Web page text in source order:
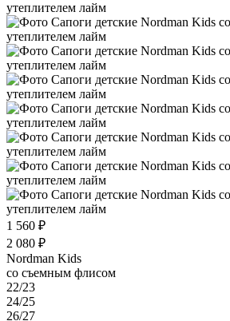
1 560 ₽
2 080 ₽
Nordman Kids
со съемным флисом
22/23
24/25
26/27